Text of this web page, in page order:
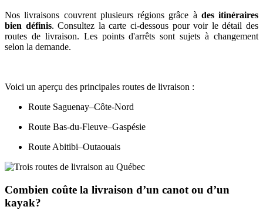
Nos livraisons couvrent plusieurs régions grâce à des itinéraires
bien définis. Consultez la carte ci-dessous pour voir le détail des
routes de livraison. Les points d'arrêts sont sujets à changement
selon la demande.
Voici un aperçu des principales routes de livraison :
Route Saguenay–Côte-Nord
Route Bas-du-Fleuve–Gaspésie
Route Abitibi–Outaouais
Combien coûte la livraison d’un canot ou d’un
kayak?